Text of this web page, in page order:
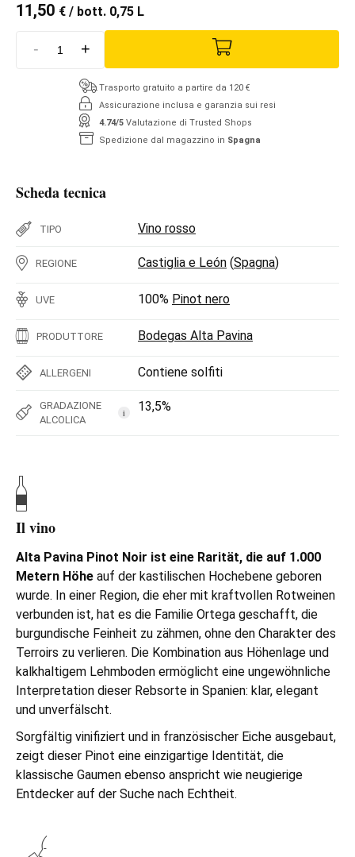
11,50 € / bott. 0,75 L
- +
Trasporto gratuito a partire da 120 €
Assicurazione inclusa e garanzia sui resi
4.74/5 Valutazione di Trusted Shops
Spedizione dal magazzino in Spagna
Scheda tecnica
TIPO Vino rosso
REGIONE Castiglia e León (Spagna)
UVE 100% Pinot nero
PRODUTTORE Bodegas Alta Pavina
ALLERGENI Contiene solfiti
GRADAZIONE
ALCOLICA
i 13,5%
Il vino
Alta Pavina Pinot Noir ist eine Rarität, die auf 1.000
Metern Höhe auf der kastilischen Hochebene geboren
wurde. In einer Region, die eher mit kraftvollen Rotweinen
verbunden ist, hat es die Familie Ortega geschafft, die
burgundische Feinheit zu zähmen, ohne den Charakter des
Terroirs zu verlieren. Die Kombination aus Höhenlage und
kalkhaltigem Lehmboden ermöglicht eine ungewöhnliche
Interpretation dieser Rebsorte in Spanien: klar, elegant
und unverfälscht.
Sorgfältig vinifiziert und in französischer Eiche ausgebaut,
zeigt dieser Pinot eine einzigartige Identität, die
klassische Gaumen ebenso anspricht wie neugierige
Entdecker auf der Suche nach Echtheit.